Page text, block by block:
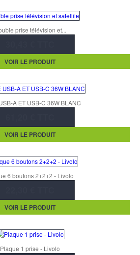
prise télévision et...
VOIR LE PRODUIT
A ET USB-C 36W BLANC
VOIR LE PRODUIT
6 boutons 2+2+2 - Livolo
VOIR LE PRODUIT
Plaque 1 prise - Livolo